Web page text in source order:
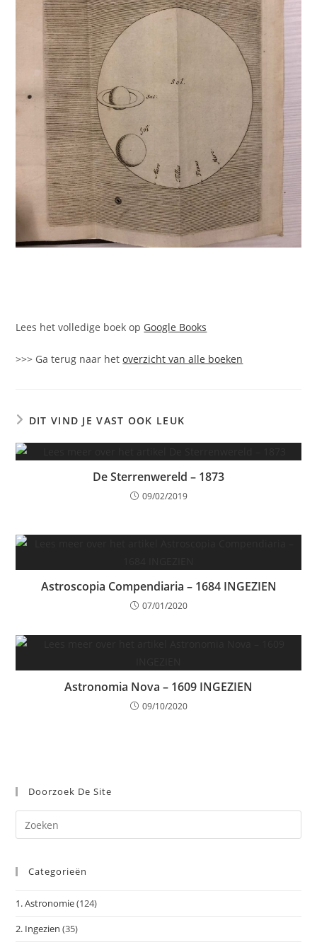
Lees het volledige boek op Google Books
>>> Ga terug naar hetoverzicht van alle boeken
DIT VIND JE VAST OOK LEUK
De Sterrenwereld – 1873
09/02/2019
Astroscopia Compendiaria – 1684 INGEZIEN
07/01/2020
Astronomia Nova – 1609 INGEZIEN
09/10/2020
Doorzoek De Site
op
Categorieën
1. Astronomie(124)
2. Ingezien (35)